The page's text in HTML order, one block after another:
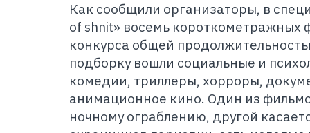
Как сообщили организаторы, в
of shnit» восемь
конкурса общей
подборку вошли социальные и
комедии, триллеры, хорроры,
анимационное кино. Один из
ночному ограблению, другой